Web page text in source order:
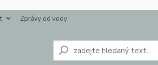
Zprávy od vody